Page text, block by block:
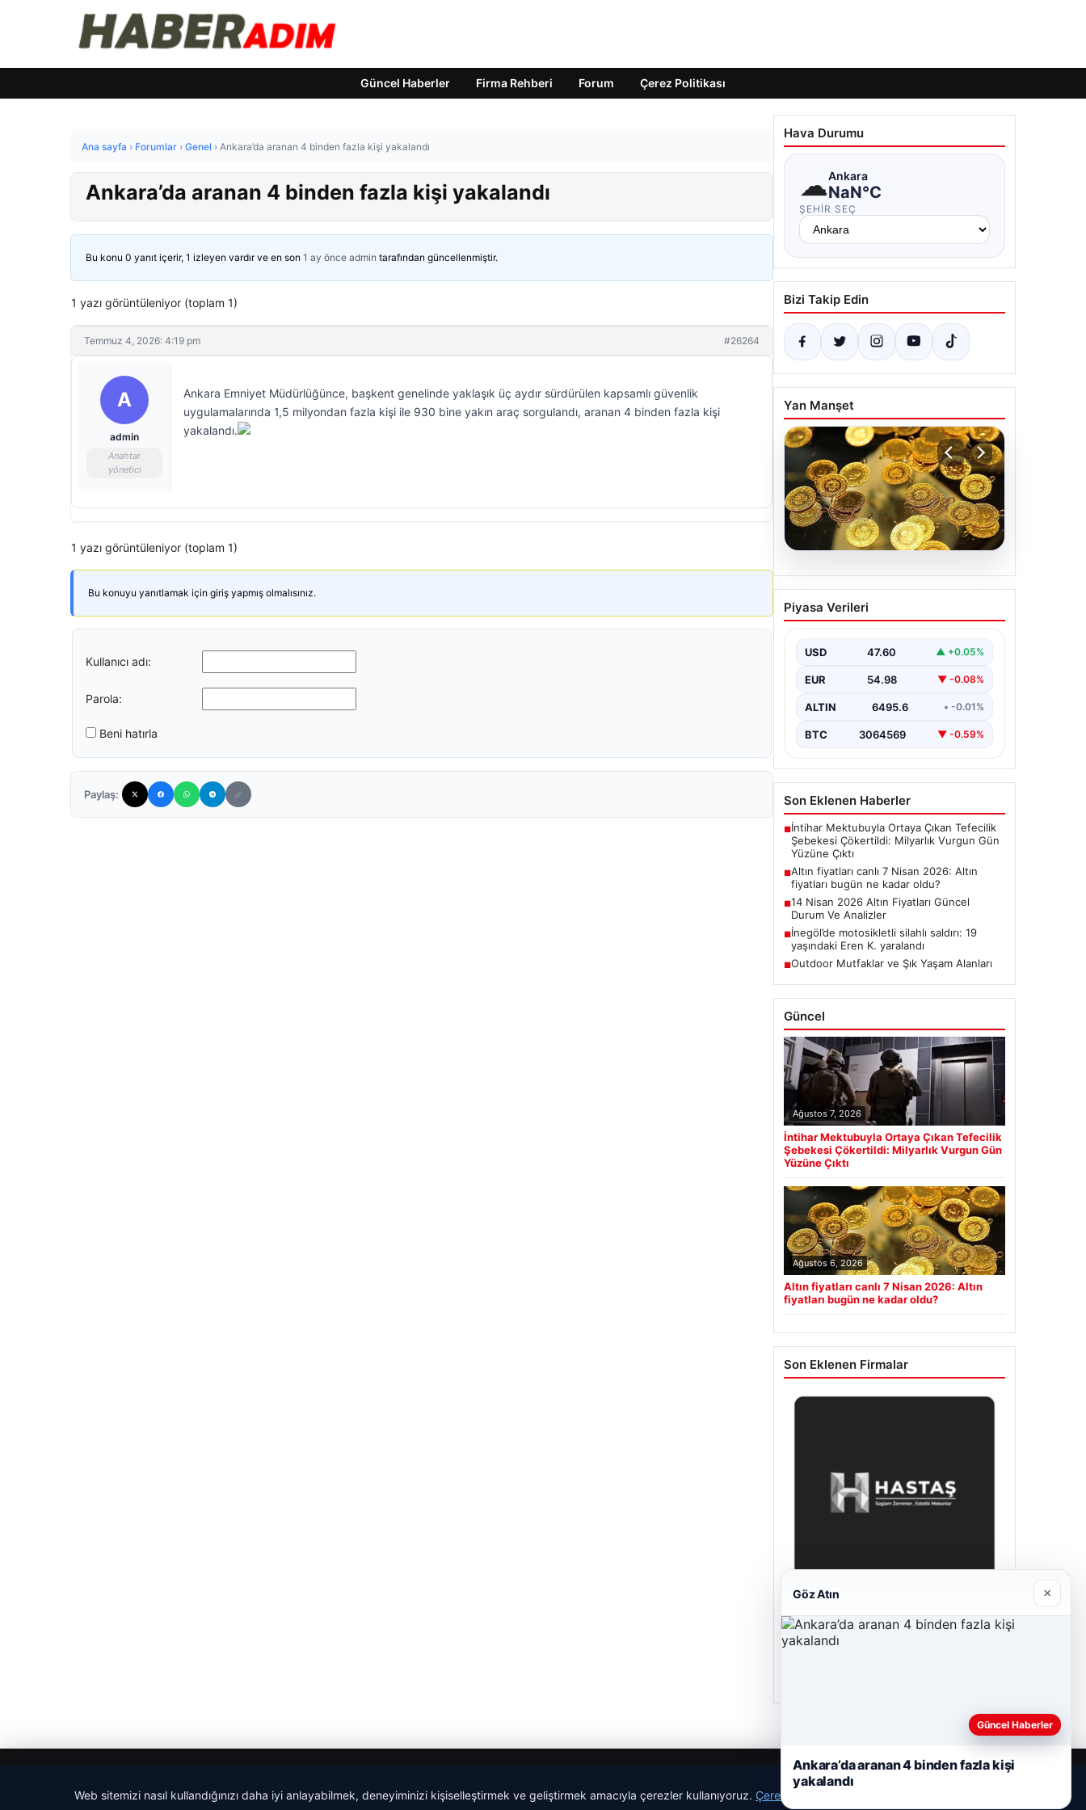
Güncel Haberler Firma Rehberi Forum Çerez Politikası
Ana sayfa › Forumlar › Genel › Ankara’da aranan 4 binden fazla kişi yakalandı
Ankara’da aranan 4 binden fazla kişi yakalandı
Bu konu 0 yanıt içerir, 1 izleyen vardır ve en son 1 ay önce admin tarafından güncellenmiştir.
1 yazı görüntüleniyor (toplam 1)
Temmuz 4, 2026: 4:19 pm #26264
A
admin
Anahtar
yönetici
Ankara Emniyet Müdürlüğünce, başkent genelinde yaklaşık üç aydır sürdürülen kapsamlı güvenlik
uygulamalarında 1,5 milyondan fazla kişi ile 930 bine yakın araç sorgulandı, aranan 4 binden fazla kişi
yakalandı.
1 yazı görüntüleniyor (toplam 1)
Bu konuyu yanıtlamak için giriş yapmış olmalısınız.
Kullanıcı adı:
Parola:
Beni hatırla
Paylaş:
Hava Durumu
☁Ankara
NaN°C
ŞEHIR SEÇ
Bizi Takip Edin
Yan Manşet
Altın fiyatları canlı 7 Nisan
2026: Altın fiyatları bugün
Piyasa Verileri
USD 47.60 ▲ +0.05%
EUR 54.98 ▼ -0.08%
ALTIN 6495.6 • -0.01%
BTC 3064569 ▼ -0.59%
Son Eklenen Haberler
■İntihar Mektubuyla Ortaya Çıkan Tefecilik
Şebekesi Çökertildi: Milyarlık Vurgun Gün
Yüzüne Çıktı
■Altın fiyatları canlı 7 Nisan 2026: Altın
fiyatları bugün ne kadar oldu?
■14 Nisan 2026 Altın Fiyatları Güncel
Durum Ve Analizler
■İnegöl’de motosikletli silahlı saldırı: 19
yaşındaki Eren K. yaralandı
■Outdoor Mutfaklar ve Şık Yaşam Alanları
Güncel
Ağustos 7, 2026
İntihar Mektubuyla Ortaya Çıkan Tefecilik
Şebekesi Çökertildi: Milyarlık Vurgun Gün
Yüzüne Çıktı
Ağustos 6, 2026
Altın fiyatları canlı 7 Nisan 2026: Altın
fiyatları bugün ne kadar oldu?
Son Eklenen Firmalar
Hastaş Beton
Mayıs 26, 2026
Web sitemizi nasıl kullandığınızı daha iyi anlayabilmek, deneyiminizi kişiselleştirmek ve geliştirmek amacıyla çerezler kullanıyoruz. Çerez Politikamız
Göz Atın ×
Güncel Haberler
Ankara’da aranan 4 binden fazla kişi
yakalandı